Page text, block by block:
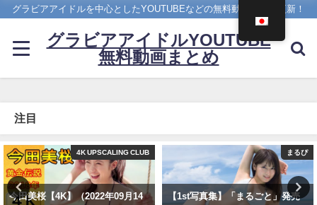
グラビアアイドルを中心としたYOUTUBEなどの無料動画を日々更新！
グラビアアイドルYOUTUBE
無料動画まとめ
注目
まるぴ
【1st写真集】「まるごと」発売
4K UPSCALING CLUB
篠崎愛【4K】（2023年08月25